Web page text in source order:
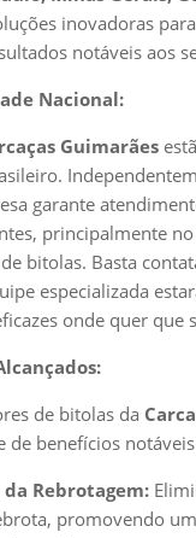
inovadoras
notáveis aos
Nacional:
Guimarães
garante
principalmente
bitolas. Basta
especializada
onde quer que
de bitolas da
de benefícios
da Rebrotagem:
promovendo